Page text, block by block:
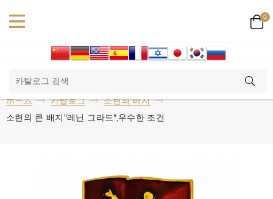
0
ホーム 카탈로그
소련의 배지
소련의 큰 배지"레닌 그라드",우수한 조건